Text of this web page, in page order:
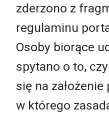
zderzono z
regulaminu
Osoby biorące
spytano o to,
się na
w którego